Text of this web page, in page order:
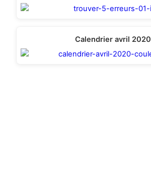
Calendrier avril 2020